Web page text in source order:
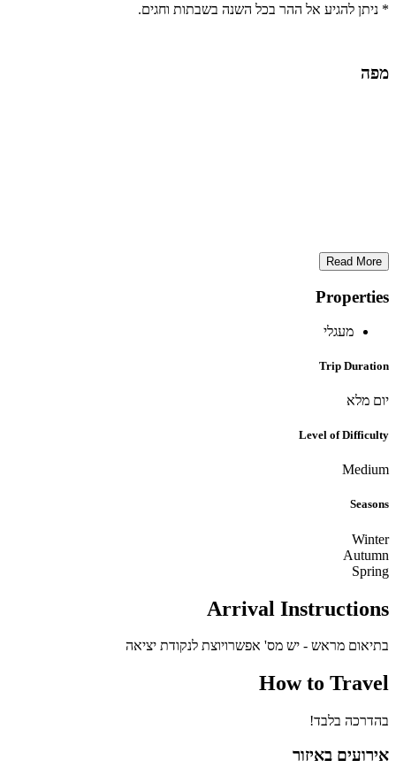
* ניתן להגיע אל ההר בכל השנה בשבתות וחגים.
מפה
Read More
Properties
מעגלי
Trip Duration
יום מלא
Level of Difficulty
Medium
Seasons
Winter
Autumn
Spring
Arrival Instructions
בתיאום מראש - יש מס' אפשרויוצת לנקודת יציאה
How to Travel
בהדרכה בלבד!
אירועים באיזור